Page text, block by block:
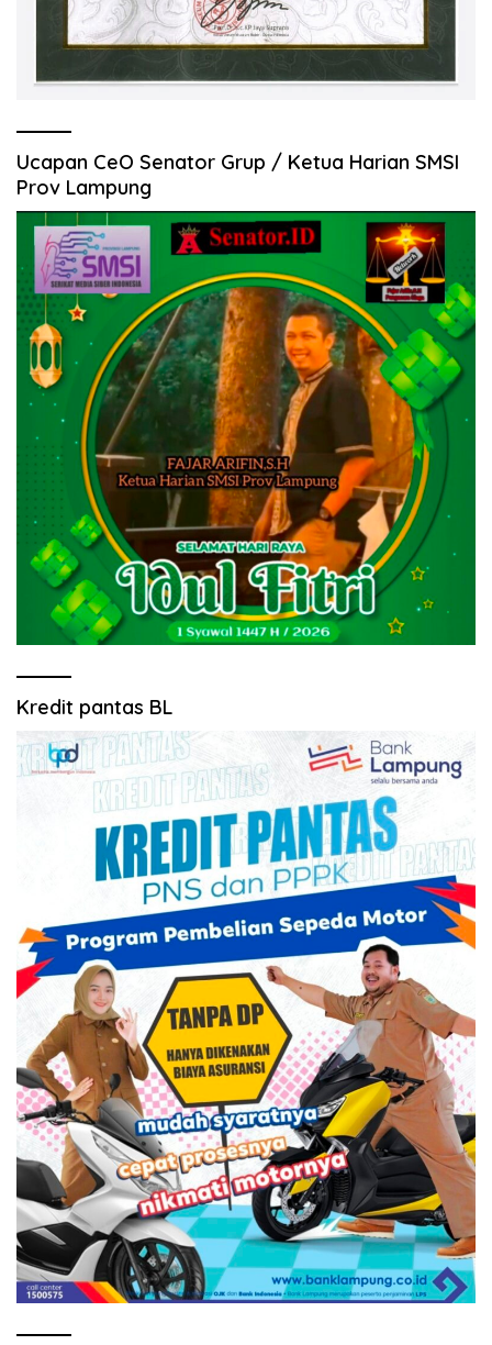
Ucapan CeO Senator Grup / Ketua Harian SMSI
Prov Lampung
Kredit pantas BL